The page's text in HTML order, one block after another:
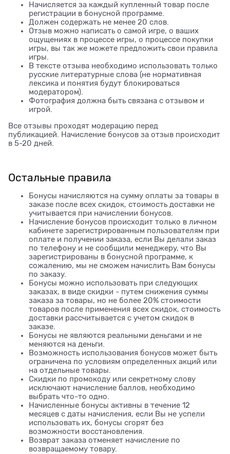
Начисляется за каждый купленный товар после
регистрации в бонусной программе.
Должен содержать не менее 20 слов.
Отзыв можно написать о самой игре, о ваших
ощущениях в процессе игры, о процессе покупки
игры, вы так же можете предложить свои правила
игры.
В тексте отзыва необходимо использовать только
русские литературные слова (не нормативная
лексика и понятия будут блокироваться
модератором).
Фотография должна быть связана с отзывом и
игрой.
Все отзывы проходят модерацию перед
публикацией. Начисление бонусов за отзыв происходит
в 5-20 дней.
Остальные правила
Бонусы начисляются на сумму оплаты за товары в
заказе после всех скидок, стоимость доставки не
учитывается при начислении бонусов.
Начисление бонусов происходит только в личном
кабинете зарегистрированным пользователям при
оплате и получении заказа, если Вы делали заказ
по телефону и не сообщили менеджеру, что Вы
зарегистрированы в бонусной программе, к
сожалению, мы не сможем начислить Вам бонусы
по заказу.
Бонусы можно использовать при следующих
заказах, в виде скидки - путем снижения суммы
заказа за товары, но не более 20% стоимости
товаров после применения всех скидок, стоимость
доставки рассчитывается с учетом скидок в
заказе.
Бонусы не являются реальными деньгами и не
меняются на деньги.
Возможность использования бонусов может быть
ограничена по условиям определенных акций или
на отдельные товары.
Скидки по промокоду или секретному слову
исключают начисление баллов, необходимо
выбрать что-то одно.
Начисленные бонусы активны в течение 12
месяцев с даты начисления, если Вы не успели
использовать их, бонусы сгорят без
возможности восстановления.
Возврат заказа отменяет начисление по
возвращаемому товару.